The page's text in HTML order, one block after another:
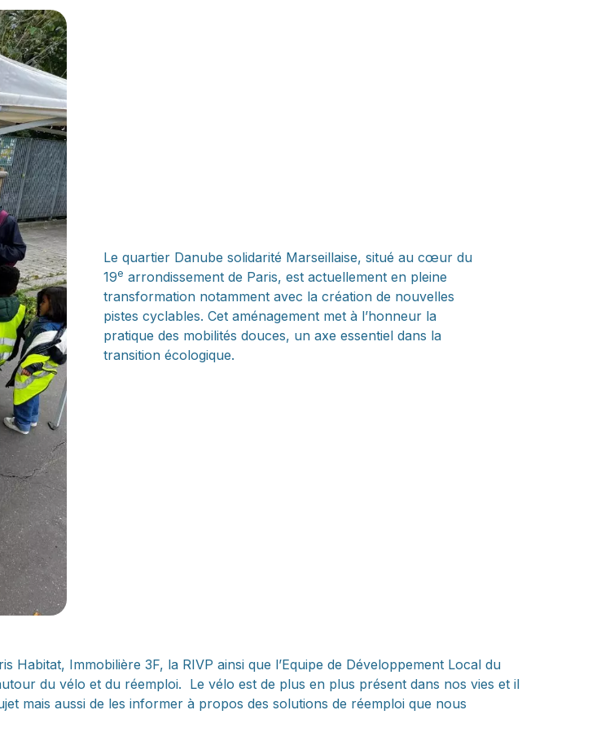
Le quartier Danube solidarité Marseillaise, situé au cœur du
19e arrondissement de Paris, est actuellement en pleine
transformation notamment avec la création de nouvelles
pistes cyclables. Cet aménagement met à l’honneur la
pratique des mobilités douces, un axe essentiel dans la
transition écologique.
Habitat, Immobilière 3F, la RIVP ainsi que l’Equipe de Développement Local du
du vélo et du réemploi. Le vélo est de plus en plus présent dans nos vies et il
mais aussi de les informer à propos des solutions de réemploi que nous